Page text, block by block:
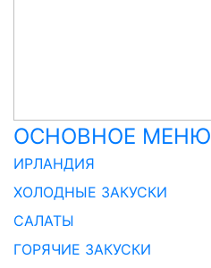
ОСНОВНОЕ МЕНЮ
ИРЛАНДИЯ
ХОЛОДНЫЕ ЗАКУСКИ
САЛАТЫ
ГОРЯЧИЕ ЗАКУСКИ